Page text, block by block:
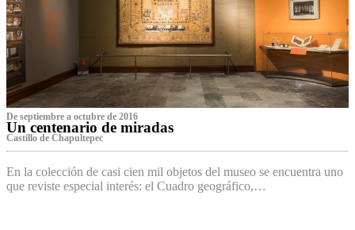
De septiembre a octubre de 2016
Un centenario de miradas
Castillo de Chapultepec
En la colección de casi cien mil objetos del museo se encuentra uno
que reviste especial interés: el Cuadro geográfico,…